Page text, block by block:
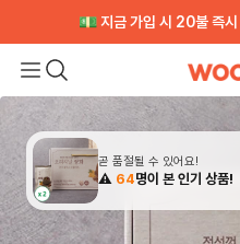
Read
Privacy
Policy
💵 지금 가입 시 20불 즉
[VIP CLUB] 무제한적립
💵 지금 가입 시 20불 즉
[VIP CLUB] 무제한적립